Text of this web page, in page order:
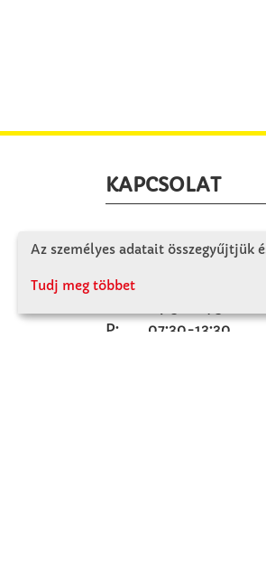
KAPCSOLAT
Winkler Iskolaszer Kft.
9241 Jánossomorja
P: 07:30-13:30
Az személyes adatait összegyűjtjük
Tudj meg többet